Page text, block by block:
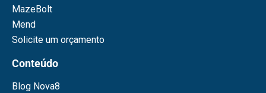
MazeBolt
Mend
Solicite um orçamento
Conteúdo
Blog Nova8